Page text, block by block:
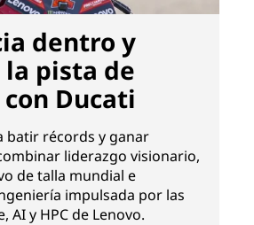
dentro y
pista de
Ducati
batir récords y ganar
liderazgo visionario,
de talla mundial e
impulsada por las
AI y HPC de Lenovo.